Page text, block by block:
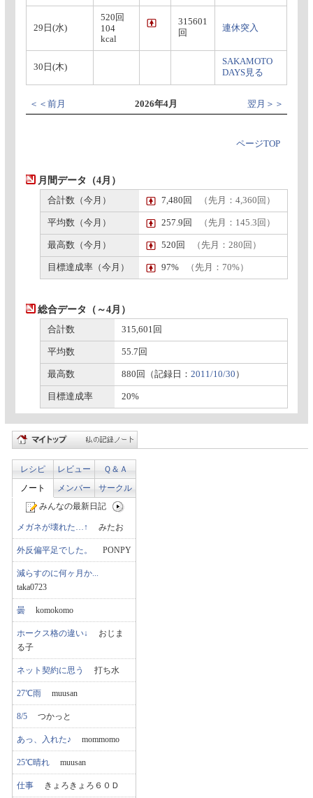
29日(水)
520回
104
kcal
315601
回
連休突入
30日(木)
SAKAMOTO
DAYS見る
＜＜前月 2026年4月 翌月＞＞
ページTOP
月間データ（4月）
合計数（今月） 7,480回 （先月：4,360回）
平均数（今月） 257.9回 （先月：145.3回）
最高数（今月） 520回 （先月：280回）
目標達成率（今月） 97% （先月：70%）
総合データ（～4月）
合計数 315,601回
平均数 55.7回
最高数 880回（記録日： 2011/10/30 ）
目標達成率 20%
レシピ レビュー
Ｑ＆Ａ
ノート
メンバー
サークル
みんなの最新日記
メガネが壊れた…↑ みたお
外反偏平足でした。 PONPY
減らすのに何ヶ月か...
taka0723
曇 komokomo
ホークス格の違い↓ おじま
る子
ネット契約に思う 打ち水
27℃雨 muusan
8/5 つかっと
あっ、入れた♪ mommomo
25℃晴れ muusan
仕事 きょろきょろ６０Ｄ